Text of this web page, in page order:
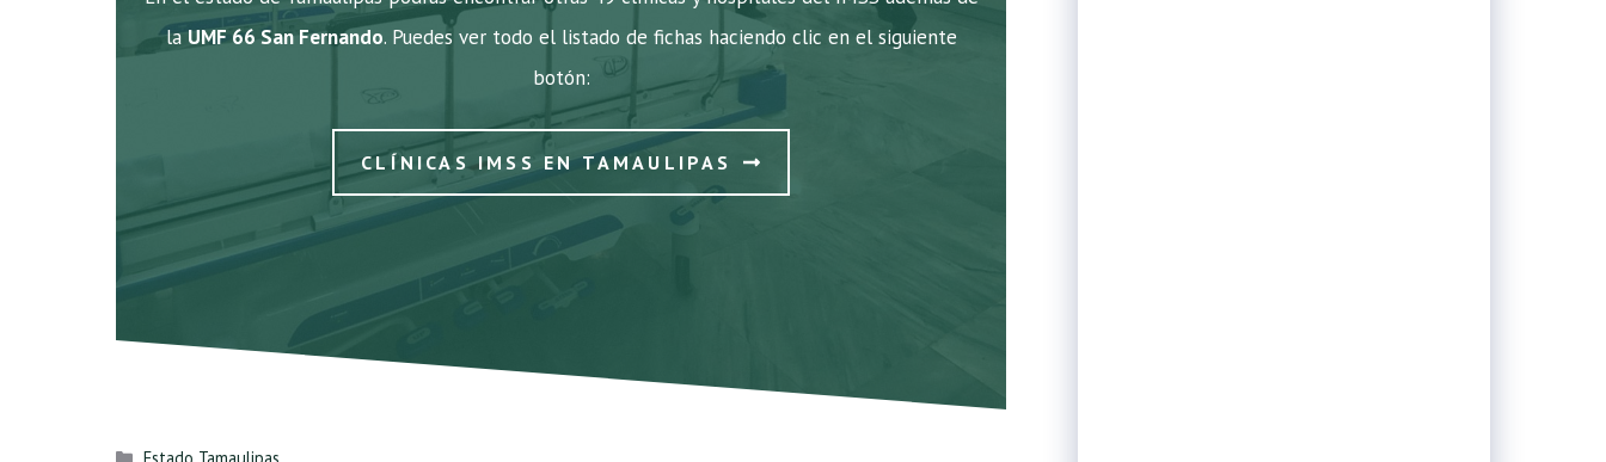
la UMF 66 San Fernando. Puedes ver todo el listado de fichas haciendo clic en el siguiente
botón:
CLÍNICAS IMSS EN TAMAULIPAS
Categorías